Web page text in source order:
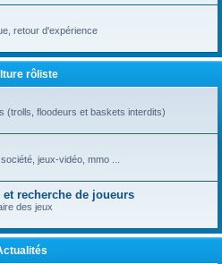
retour d'expérience
rôliste
(trolls, floodeurs et baskets interdits)
jeux-vidéo, mmo ...
recherche de joueurs
des jeux